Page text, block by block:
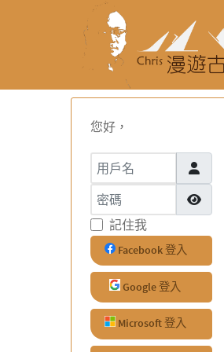
您好，
用戶名
密碼
顯示密
記住我
Facebook 登入
Google 登入
Microsoft 登入